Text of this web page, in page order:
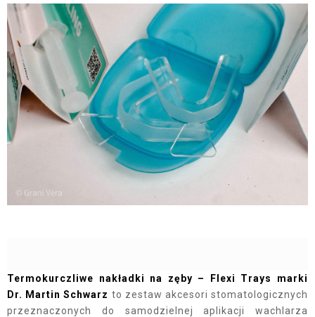
Termokurczliwe nakładki na zęby – Flexi Trays marki
Dr. Martin Schwarz to zestaw akcesori stomatologicznych
przeznaczonych do samodzielnej aplikacji wachlarza